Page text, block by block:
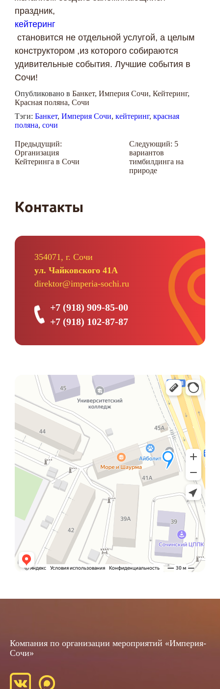
праздник,
кейтеринг
становится не отдельной услугой, а целым
конструктором ,из которого собираются
удивительные события. Лучшие события в
Сочи!
Опубликовано в Банкет, Империя Сочи, Кейтеринг,
Красная поляна, Сочи
Тэги: Банкет, Империя Сочи, кейтеринг, красная
поляна, сочи
Навигация
по
Предыдущий:
Организация
Кейтеринга в Сочи
Следующий: 5
вариантов
тимбилдинга на
природе
Контакты
354071, г. Сочи
ул. Чайковского 41А
direktor@imperia-sochi.ru
+7 (918) 909-85-00
+7 (918) 102-87-87
Компания по организации мероприятий «Империя-
Сочи»